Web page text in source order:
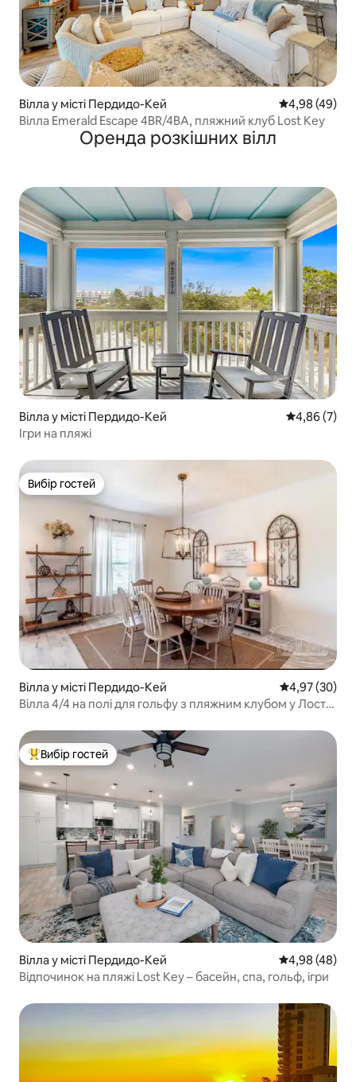
Вілла у місті Пердидо-Кей Середня
4,98 (49)
Вілла Emerald Escape 4BR/4BA, пляжний клуб Lost Key
Оренда розкішних вілл
Вілла у місті Пердидо-Кей Середня
4,86 (7)
Ігри на пляжі
Вибір гостей
Вибір гостей
Вілла у місті Пердидо-Кей Середня
4,97 (30)
Вілла 4/4 на полі для гольфу з пляжним клубом у Лост-
Топ вибір гостей
Вибір гостей
Вілла у місті Пердидо-Кей Середня
4,98 (48)
Відпочинок на пляжі Lost Key – басейн, спа, гольф, ігри